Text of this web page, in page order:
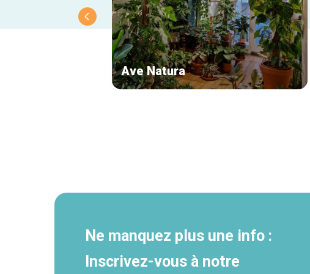
Ave Natura
Ne manquez plus une info :
Inscrivez-vous à notre